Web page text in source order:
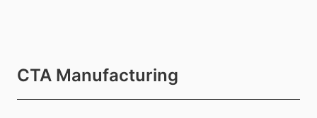
CTA Manufacturing